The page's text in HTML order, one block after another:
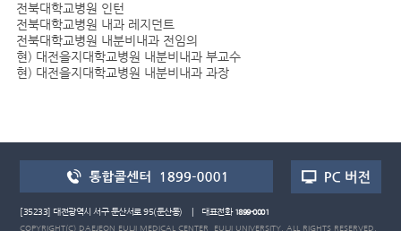
전북대학교병원 인턴
전북대학교병원 내과 레지던트
전북대학교병원 내분비내과 전임의
현) 대전을지대학교병원 내분비내과 부교수
현) 대전을지대학교병원 내분비내과 과장
[35233] 대전광역시 서구 둔산서로 95(둔산동) | 대표전화1899-0001
COPYRIGHT(C) DAEJEON EULJI MEDICAL CENTER, EULJI UNIVERSITY. ALL RIGHTS RESERVED.